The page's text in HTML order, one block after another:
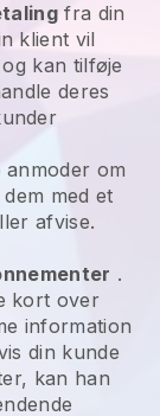
fra din
klient vil
kan tilføje
deres
anmoder om
med et
afvise.
.
kort over
information
din kunde
kan han